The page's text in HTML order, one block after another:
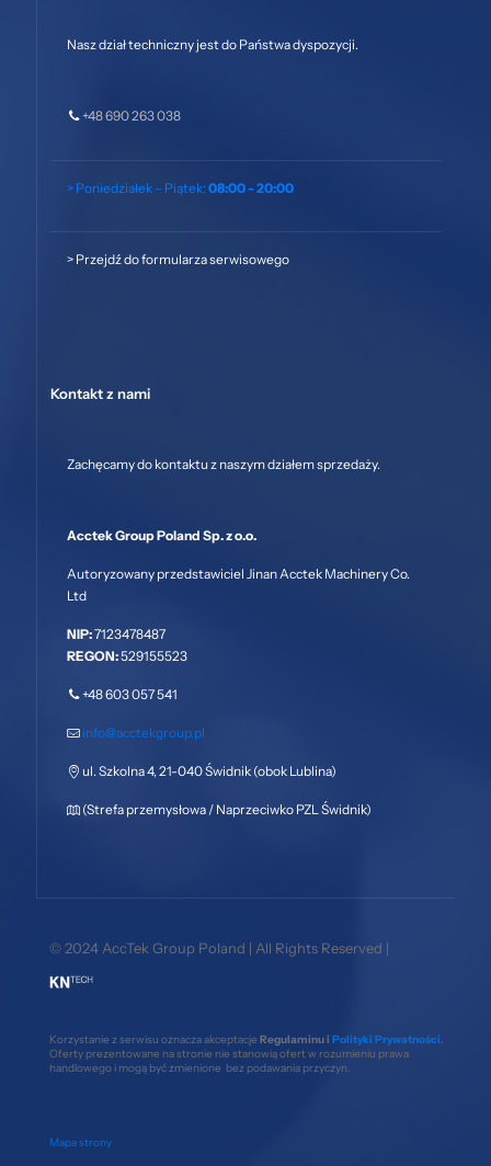
Nasz dział techniczny jest do Państwa dyspozycji.
+48 690 263 038
> Poniedziałek – Piątek: 08:00 - 20:00
> Przejdź do formularza serwisowego
Kontakt z nami
Zachęcamy do kontaktu z naszym działem sprzedaży.
Acctek Group Poland Sp. z o.o.
Autoryzowany przedstawiciel Jinan Acctek Machinery Co.
Ltd
NIP:7123478487
REGON:529155523
+48 603 057 541
info@acctekgroup.pl
ul. Szkolna 4, 21-040 Świdnik (obok Lublina)
(Strefa przemysłowa / Naprzeciwko PZL Świdnik)
© 2024 AccTek Group Poland | All Rights Reserved |
Korzystanie z serwisu oznacza akceptacje Regulaminu i Polityki Prywatności
Oferty prezentowane na stronie nie stanowią ofert w rozumieniu prawa
handlowego i mogą być zmienione bez podawania przyczyn.
Mapa strony